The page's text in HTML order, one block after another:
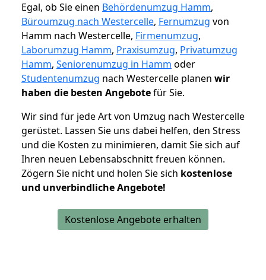
Egal, ob Sie einen Behördenumzug Hamm,
Büroumzug nach Westercelle, Fernumzug von
Hamm nach Westercelle, Firmenumzug,
Laborumzug Hamm, Praxisumzug, Privatumzug
Hamm, Seniorenumzug in Hamm oder
Studentenumzug nach Westercelle planen wir
haben die besten Angebotefür Sie.
Wir sind für jede Art von Umzug nach Westercelle
gerüstet. Lassen Sie uns dabei helfen, den Stress
und die Kosten zu minimieren, damit Sie sich auf
Ihren neuen Lebensabschnitt freuen können.
Zögern Sie nicht und holen Sie sich kostenlose
und unverbindliche Angebote!
Kostenlose Angebote erhalten